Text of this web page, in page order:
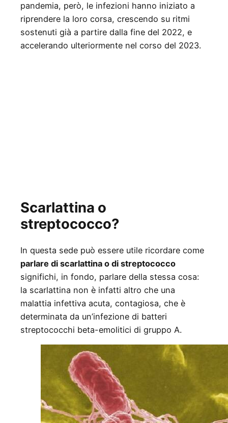
pandemia, però, le infezioni hanno iniziato a
riprendere la loro corsa, crescendo su ritmi
sostenuti già a partire dalla fine del 2022, e
accelerando ulteriormente nel corso del 2023.
Scarlattina o
streptococco?
In questa sede può essere utile ricordare come
parlare di scarlattina o di streptococco
significhi, in fondo, parlare della stessa cosa:
la scarlattina non è infatti altro che una
malattia infettiva acuta, contagiosa, che è
determinata da un’infezione di batteri
streptococchi beta-emolitici di gruppo A.